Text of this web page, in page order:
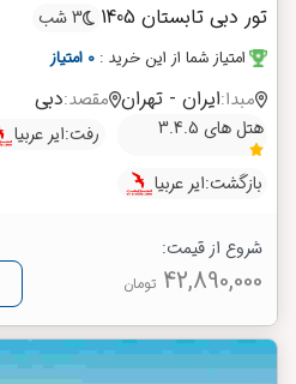
تور دبی تابستان 1405 3 شب
امتیاز شما از این خرید : 0 امتیاز
مبدا:ایران - تهران مقصد:دبی
هتل های 3.4.5 رفت:ایر عربیا
بازگشت:ایر عربیا
شروع از قیمت:
42,890,000 تومان